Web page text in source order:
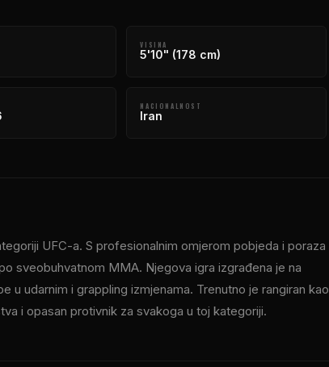
VISINA
5'10" (178 cm)
NACIONALNOST
Iran
UFC-a. S profesionalnim omjerom pobjeda i poraza
sveobuhvatnom MMA. Njegova igra izgrađena je na
udarnim i grappling izmjenama. Trenutno je rangiran kao
i opasan protivnik za svakoga u toj kategoriji.